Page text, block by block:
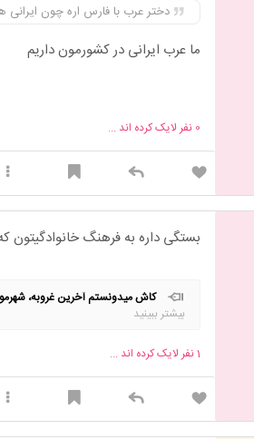
دختر عرب با فارس اره چون
ما عرب ایرانی در کشورمون داریم
0 نفر لایک کرده اند ...
بستگی داره به فرهنگ خانوادگیتون
کاش میدونستم آخرین‌ غروبه،
🩶برای شادی روح خواهران و برادرانم به
بیشتر ببینید
1نفر لایک کرده اند ...